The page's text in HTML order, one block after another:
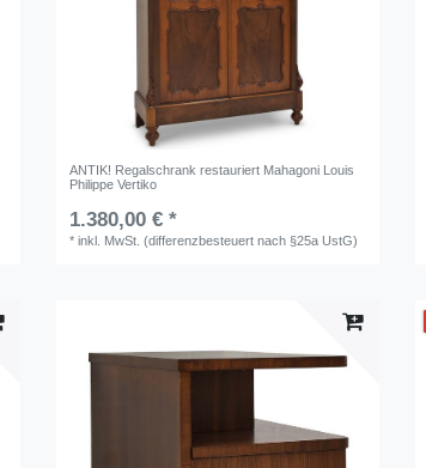
ANTIK! Regalschrank restauriert Mahagoni Louis
Philippe Vertiko
1.380,00 € *
*inkl. MwSt. (differenzbesteuert nach §25a UstG)